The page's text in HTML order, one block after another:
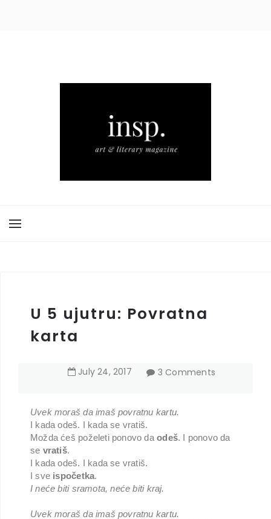
U 5 ujutru: Povratna
karta
July 24,2017 3 Comments
Uvek moraš da imaš povratnu kartu.
I kada odeš. I kada se vratiš.
Možda ćeš poželeti ponovo daodeš. I ponovo da
se vratiš.
I kada odeš. I kada se vratiš.
I sve ispočetka.
I neće biti sramota, neće biti kraj.
Uvek moraš da imaš povratnu kartu.